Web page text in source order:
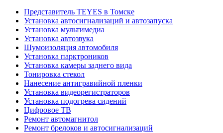
Представитель TEYES в Томске
Установка автосигнализаций и автозапуска
Установка мультимедиа
Установка автозвука
Шумоизоляция автомобиля
Установка парктроников
Установка камеры заднего вида
Тонировка стекол
Нанесение антигравийной пленки
Установка видеорегистраторов
Установка подогрева сидений
Цифровое ТВ
Ремонт автомагнитол
Ремонт брелоков и автосигнализаций